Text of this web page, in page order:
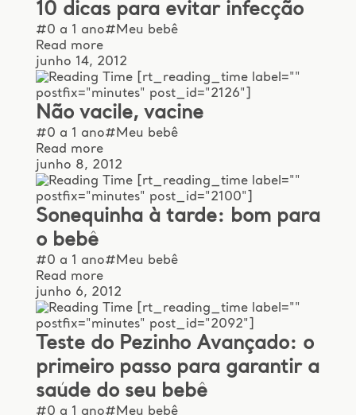
10 dicas para evitar infecção
#0 a 1 ano#Meu bebê
Read more
junho 14, 2012
[rt_reading_time label=""
postfix="minutes" post_id="2126"]
Não vacile, vacine
#0 a 1 ano#Meu bebê
Read more
junho 8, 2012
[rt_reading_time label=""
postfix="minutes" post_id="2100"]
Sonequinha à tarde: bom para
o bebê
#0 a 1 ano#Meu bebê
Read more
junho 6, 2012
[rt_reading_time label=""
postfix="minutes" post_id="2092"]
Teste do Pezinho Avançado: o
primeiro passo para garantir a
saúde do seu bebê
#0 a 1 ano#Meu bebê